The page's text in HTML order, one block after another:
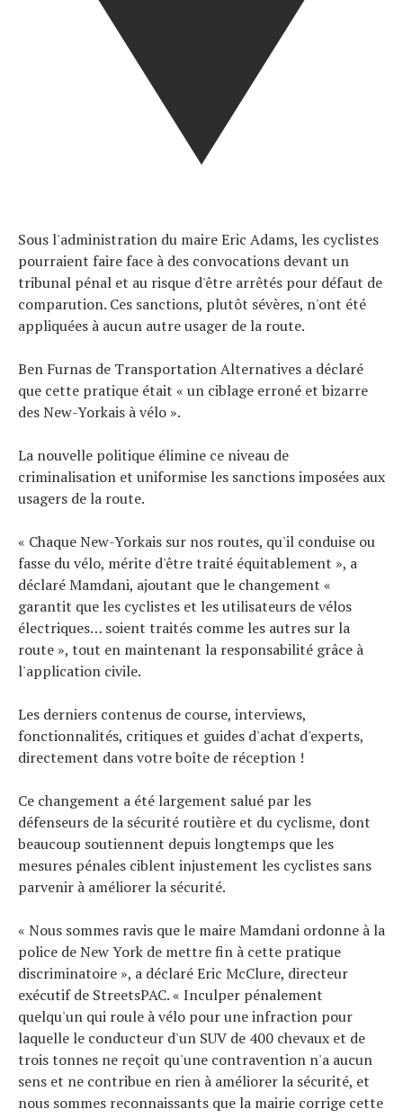
Sous l'administration du maire Eric Adams, les cyclistes
pourraient faire face à des convocations devant un
tribunal pénal et au risque d'être arrêtés pour défaut de
comparution. Ces sanctions, plutôt sévères, n'ont été
appliquées à aucun autre usager de la route.
Ben Furnas de Transportation Alternatives a déclaré
que cette pratique était « un ciblage erroné et bizarre
des New-Yorkais à vélo ».
La nouvelle politique élimine ce niveau de
criminalisation et uniformise les sanctions imposées aux
usagers de la route.
« Chaque New-Yorkais sur nos routes, qu'il conduise ou
fasse du vélo, mérite d'être traité équitablement », a
déclaré Mamdani, ajoutant que le changement «
garantit que les cyclistes et les utilisateurs de vélos
électriques… soient traités comme les autres sur la
route », tout en maintenant la responsabilité grâce à
l'application civile.
Les derniers contenus de course, interviews,
fonctionnalités, critiques et guides d'achat d'experts,
directement dans votre boîte de réception !
Ce changement a été largement salué par les
défenseurs de la sécurité routière et du cyclisme, dont
beaucoup soutiennent depuis longtemps que les
mesures pénales ciblent injustement les cyclistes sans
parvenir à améliorer la sécurité.
« Nous sommes ravis que le maire Mamdani ordonne à la
police de New York de mettre fin à cette pratique
discriminatoire », a déclaré Eric McClure, directeur
exécutif de StreetsPAC. « Inculper pénalement
quelqu'un qui roule à vélo pour une infraction pour
laquelle le conducteur d'un SUV de 400 chevaux et de
trois tonnes ne reçoit qu'une contravention n'a aucun
sens et ne contribue en rien à améliorer la sécurité, et
nous sommes reconnaissants que la mairie corrige cette